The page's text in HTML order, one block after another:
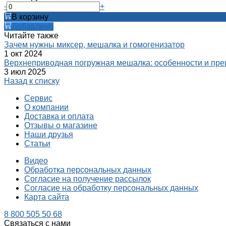
-
+
В корзину
Добавлено
Читайте также
Зачем нужны миксер, мешалка и гомогенизатор
1 окт 2024
Верхнеприводная погружная мешалка: особенности и
3 июл 2025
Назад к списку
Сервис
О компании
Доставка и оплата
Отзывы о магазине
Наши друзья
Статьи
Видео
Обработка персональных данных
Согласие на получение рассылок
Согласие на обработку персональных данных
Карта сайта
8 800 505 50 68
Связаться с нами